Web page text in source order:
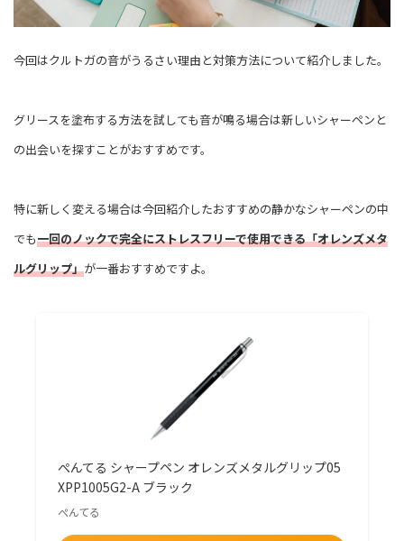
今回はクルトガの音がうるさい理由と対策方法について紹介しました。
グリースを塗布する方法を試しても音が鳴る場合は新しいシャーペンと
の出会いを探すことがおすすめです。
特に新しく変える場合は今回紹介したおすすめの静かなシャーペンの中
でも一回のノックで完全にストレスフリーで使用できる「オレンズメタ
ルグリップ」が一番おすすめですよ。
ぺんてる シャープペン オレンズメタルグリップ05
XPP1005G2-A ブラック
ぺんてる